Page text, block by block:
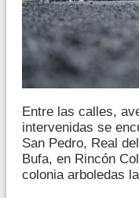
Entre las calles,
intervenidas se
San Pedro, Real
Bufa, en Rincón
colonia arboledas